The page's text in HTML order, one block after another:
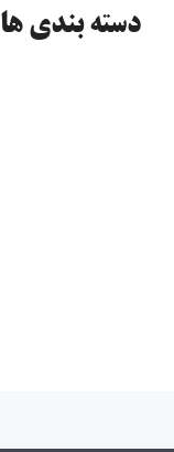
دسته‌ بندی ها